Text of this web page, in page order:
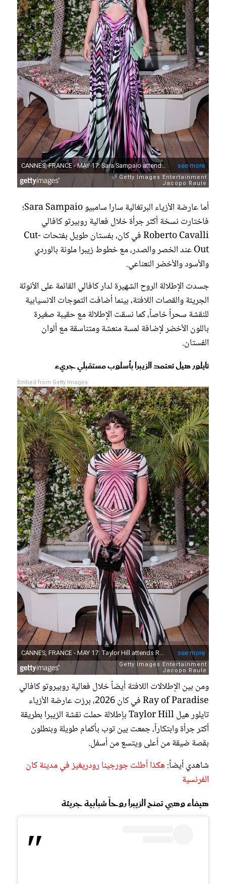
أما عارضة الأزياء البرتغالية سارا سامبيو Sara Sampaio؛
فاختارت نسخة أكثر جرأة خلال فعالية روبيرتو كافالي
Roberto Cavalli في كان، بفستان طويل بفتحات Cut-
Out عند الخصر والصدر، مع خطوط زيبرا ملونة بالوردي
والأسود والأخضر النعناعي.
جسدت الإطلالة الروح الشهيرة لدار كافالي القائمة على الأنوثة
الجريئة والقصات اللافتة، بينما أضافت التموجات الانسيابية
للنقشة سحراً خاصاً، كما نسقت الإطلالة مع حقيبة صغيرة
باللون الأخضر لإضافة لمسة منعشة ومتناسقة مع ألوان
الفستان.
تايلور هيل تعتمد الزيبرا بأسلوب مستقبلي جريء
Embed from Getty Images
ومن بين الإطلالات اللافتة أيضاً خلال فعالية روبيروتو كافالي
Ray of Paradise في كان 2026، برزت عارضة الأزياء
تايلور هيل Taylor Hill بإطلالة حملت نقشة الزيبرا بطريقة
أكثر جرأة وابتكاراً، جمعت بين توب بأكمام طويلة وبنطلون
بقصة ضيقة من أعلى ويتسع من أسفل.
شاهدي أيضاً:هكذا أطلت جورجينا رودريغيز في مدينة كان
الفرنسية
هيفاء وهبي تمنح الزيبرا روحاً شبابية جريئة